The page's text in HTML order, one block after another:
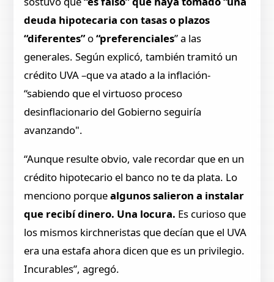
deuda hipotecaria con tasas o plazos
“diferentes”o“preferenciales” a las
generales. Según explicó, también tramitó un
crédito UVA –que va atado a la inflación-
“sabiendo que el virtuoso proceso
desinflacionario del Gobierno seguiría
avanzando".
“Aunque resulte obvio, vale recordar que en un
crédito hipotecario el banco no te da plata. Lo
menciono porquealgunos salieron a instalar
que recibí dinero. Una locura. Es curioso que
los mismos kirchneristas que decían que el UVA
era una estafa ahora dicen que es un privilegio.
Incurables”, agregó.